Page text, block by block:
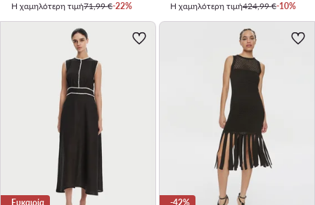
Η χαμηλότερη τιμή71,99 €-22%
Η χαμηλότερη τιμή424,99 €-10%
Ευκαιρία -42%